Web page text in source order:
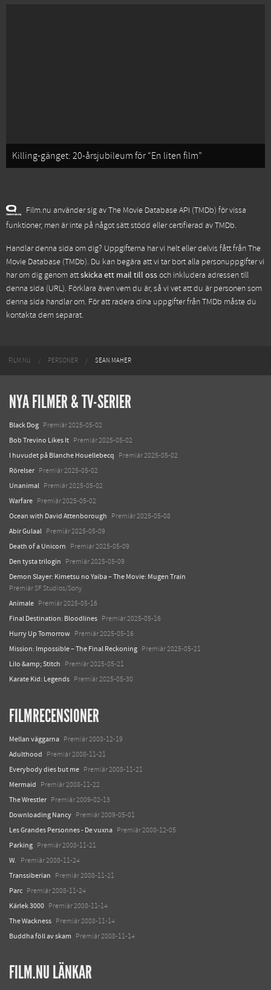
Killing-gänget: 20-årsjubileum för “En liten film”
Film.nu använder sig av The Movie Database API (TMDb) för vissa
funktioner, men är inte på något sätt stödd eller certifierad av TMDb.
Handlar denna sida om dig? Uppgifterna har vi helt eller delvis fått frånThe
Movie Database (TMDb). Du kan begära att vi tar bort alla personuppgifter vi
har om dig genom attskicka ett mail till ossoch inkludera adressen till
denna sida (URL). Förklara även vem du är, så vi vet att du är personen som
denna sida handlar om. För att radera dina uppgifter från TMDb måste du
kontakta dem separat.
FILM.NU PERSONER SEAN MAHER
NYA FILMER & TV-SERIER
Black Dog Premiär 2025-05-02
Bob Trevino Likes It Premiär 2025-05-02
I huvudet på Blanche Houellebecq Premiär 2025-05-02
Rörelser Premiär 2025-05-02
Unanimal Premiär 2025-05-02
Warfare Premiär 2025-05-02
Ocean with David Attenborough Premiär 2025-05-08
Abir Gulaal Premiär 2025-05-09
Death of a Unicorn Premiär 2025-05-09
Den tysta trilogin Premiär 2025-05-09
Demon Slayer: Kimetsu no Yaiba – The Movie: Mugen Train
Premiär SF Studios/Sony
Animale Premiär 2025-05-16
Final Destination: Bloodlines Premiär 2025-05-16
Hurry Up Tomorrow Premiär 2025-05-16
Mission: Impossible – The Final Reckoning Premiär 2025-05-21
Lilo &amp; Stitch Premiär 2025-05-21
Karate Kid: Legends Premiär 2025-05-30
FILMRECENSIONER
Mellan väggarna Premiär 2008-12-19
Adulthood Premiär 2008-11-21
Everybody dies but me Premiär 2008-11-21
Mermaid Premiär 2008-11-22
The Wrestler Premiär 2009-02-13
Downloading Nancy Premiär 2009-05-01
Les Grandes Personnes - De vuxna Premiär 2008-12-05
Parking Premiär 2008-11-21
W. Premiär 2008-11-24
Transsiberian Premiär 2008-11-21
Parc Premiär 2008-11-24
Kärlek 3000 Premiär 2008-11-14
The Wackness Premiär 2008-11-14
Buddha föll av skam Premiär 2008-11-14
FILM.NU LÄNKAR